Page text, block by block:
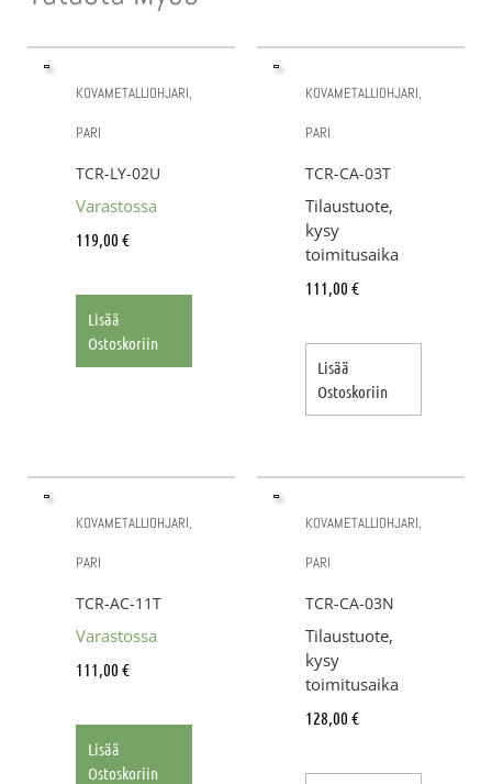
KOVAMETALLIOHJARI,
PARI
TCR-LY-02U
Varastossa
119,00 €
Lisää
Ostoskoriin
KOVAMETALLIOHJARI,
PARI
TCR-CA-03T
Tilaustuote,
kysy
toimitusaika
111,00 €
Lisää
Ostoskoriin
KOVAMETALLIOHJARI,
PARI
TCR-AC-11T
Varastossa
111,00 €
Lisää
Ostoskoriin
KOVAMETALLIOHJARI,
PARI
TCR-CA-03N
Tilaustuote,
kysy
toimitusaika
128,00 €